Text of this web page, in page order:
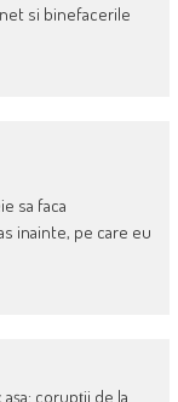
si binefacerile
sa faca
inainte, pe care eu
așa: corupții de la